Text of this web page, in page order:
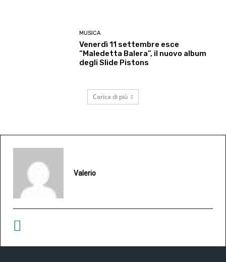
MUSICA
Venerdì 11 settembre esce
“Maledetta Balera”, il nuovo album
degli Slide Pistons
Carica di più
Valerio